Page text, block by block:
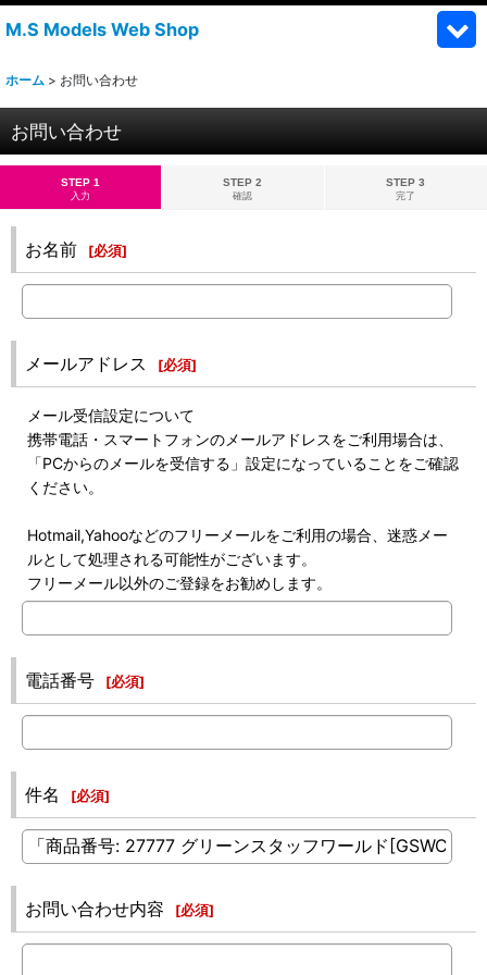
M.S Models Web Shop
ホーム > お問い合わせ
お問い合わせ
STEP 1
入力
STEP 2
確認
STEP 3
完了
お名前 [必須]
メールアドレス [必須]
メール受信設定について
携帯電話・スマートフォンのメールアドレスをご利用場合は、
「PCからのメールを受信する」設定になっていることをご確認
ください。
Hotmail,Yahooなどのフリーメールをご利用の場合、迷惑メー
ルとして処理される可能性がございます。
フリーメール以外のご登録をお勧めします。
電話番号 [必須]
件名 [必須]
お問い合わせ内容 [必須]